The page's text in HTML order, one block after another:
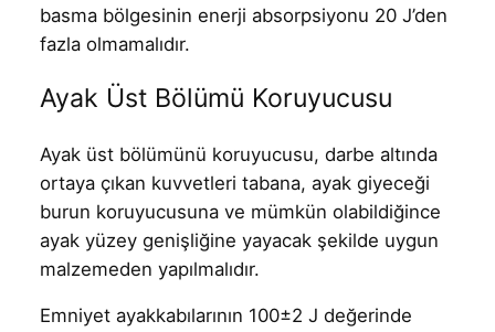
basma bölgesinin enerji absorpsiyonu 20 J’den
fazla olmamalıdır.
Ayak Üst Bölümü Koruyucusu
Ayak üst bölümünü koruyucusu, darbe altında
ortaya çıkan kuvvetleri tabana, ayak giyeceği
burun koruyucusuna ve mümkün olabildiğince
ayak yüzey genişliğine yayacak şekilde uygun
malzemeden yapılmalıdır.
Emniyet ayakkabılarının 100±2 J değerinde